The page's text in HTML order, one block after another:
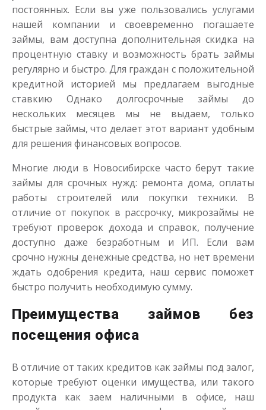
постоянных. Если вы уже пользовались услугами
нашей компании и своевременно погашаете
займы, вам доступна дополнительная скидка на
процентную ставку и возможность брать займы
регулярно и быстро. Для граждан с положительной
кредитной историей мы предлагаем выгодные
ставкию Однако долгосрочные займы до
нескольких месяцев мы не выдаем, только
быстрые займы, что делает этот вариант удобным
для решения финансовых вопросов.
Многие люди в Новосибирске часто берут такие
займы для срочных нужд: ремонта дома, оплаты
работы строителей или покупки техники. В
отличие от покупок в рассрочку, микрозаймы не
требуют проверок дохода и справок, получение
доступно даже безработным и ИП. Если вам
срочно нужны денежные средства, но нет времени
ждать одобрения кредита, наш сервис поможет
быстро получить необходимую сумму.
Преимущества займов без
посещения офиса
В отличие от таких кредитов как займы под залог,
которые требуют оценки имущества, или такого
продукта как заем наличными в офисе, наш